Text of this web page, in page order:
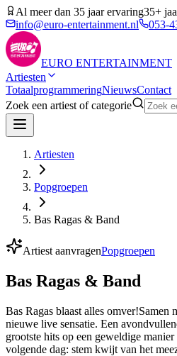
Al meer dan 35 jaar ervaring35+
info@euro-entertainment.nl
053-
EURO ENTERTAINMENT
Artiesten
TotaalprogrammeringNieuwsContact
Zoek een artiest of categorie
Artiesten
Popgroepen
Bas Ragas & Band
Artiest aanvragenPopgroepen
Bas Ragas & Band
Bas Ragas blaast alles
nieuwe live sensatie. Een
grootste hits op een geweldige
volgende dag: stem kwijt van het